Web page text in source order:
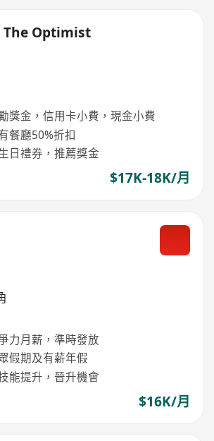
Optimist
獎金，信用卡小費，現金小費
餐廳50%折扣
日禮券，推薦獎金
$17K-18K/月
力月薪，準時發放
假期及有薪年假
能提升，晉升機會
$16K/月